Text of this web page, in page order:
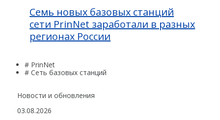
Семь новых базовых станций
сети PrinNet заработали в разных
регионах России
# PrinNet
# Сеть базовых станций
Новости и обновления
03.08.2026